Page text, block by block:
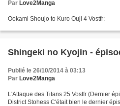
Par Love2Manga
Ookami Shoujo to Kuro Ouji 4 Vostfr:
Shingeki no Kyojin -
Publié le 26/10/2014 à 03:13
Par Love2Manga
L'Attaque des Titans 25 Vostfr (Dernier
District Stohess C'était bien le dernier